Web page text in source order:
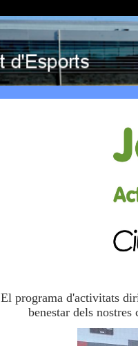
El programa d'activitats
benestar dels